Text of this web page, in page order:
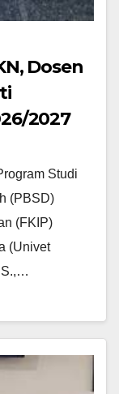
Dosen
2027
Studi
(PBSD)
(FKIP)
(Univet